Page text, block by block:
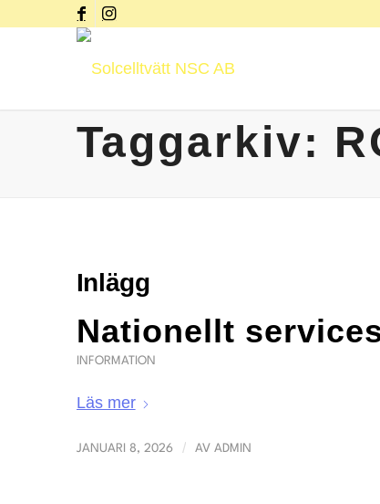
Taggarkiv:
Inlägg
Nationellt
INFORMATION
Läs mer
JANUARI 8, 2026 / AV ADMIN